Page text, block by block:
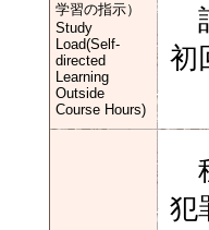
学習の指示）
Study
Load(Self-
directed
Learning
Outside
Course Hours)
初
犯